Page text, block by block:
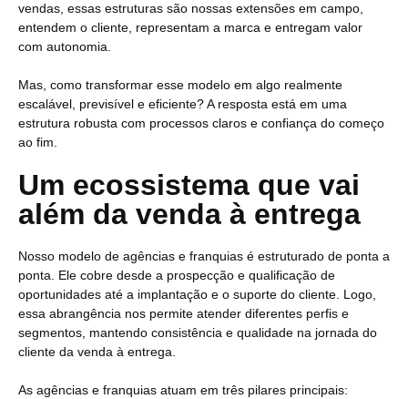
vendas, essas estruturas são nossas extensões em campo,
entendem o cliente, representam a marca e entregam valor
com autonomia.
Mas, como transformar esse modelo em algo realmente
escalável, previsível e eficiente? A resposta está em uma
estrutura robusta com processos claros e confiança do começo
ao fim.
Um ecossistema que vai
além da venda à entrega
Nosso modelo de agências e franquias é estruturado de ponta a
ponta. Ele cobre desde a prospecção e qualificação de
oportunidades até a implantação e o suporte do cliente. Logo,
essa abrangência nos permite atender diferentes perfis e
segmentos, mantendo consistência e qualidade na jornada do
cliente da venda à entrega.
As agências e franquias atuam em três pilares principais: